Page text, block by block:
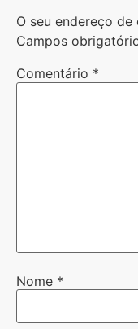
O seu endereço
Campos
Comentário *
Nome *